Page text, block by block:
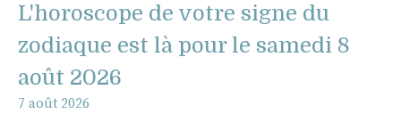
L'horoscope de votre signe du
zodiaque est là pour le samedi 8
août 2026
7 août 2026